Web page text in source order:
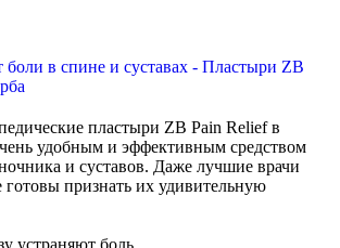
пластыри ZB Pain Relief в
удобным и эффективным средством
и суставов. Даже лучшие врачи
признать их удивительную
устраняют боль